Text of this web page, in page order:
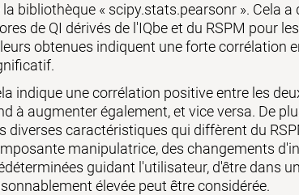
la bibliothèque « scipy.stats.pearsonr ». Cela
de QI dérivés de l'IQbe et du RSPM pour
obtenues indiquent une forte corrélation
indique une corrélation positive entre les
à augmenter également, et vice versa. De
diverses caractéristiques qui diffèrent du
manipulatrice, des changements
guidant l'utilisateur, d'être dans
élevée peut être considérée.